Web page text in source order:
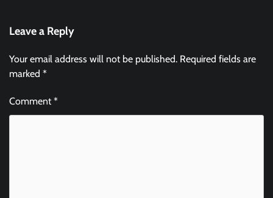
Leave a Reply
Your email address will not be published. Required fields are
marked *
Comment*